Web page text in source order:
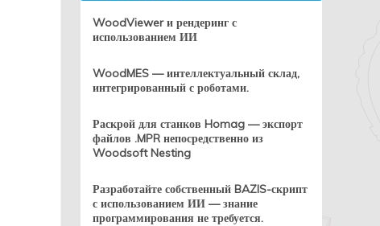
WoodViewer и рендеринг с
использованием ИИ
WoodMES — интеллектуальный склад,
интегрированный с роботами.
Раскрой для станков Homag — экспорт
файлов .MPR непосредственно из
Woodsoft Nesting
Разработайте собственный BAZIS-скрипт
с использованием ИИ — знание
программирования не требуется.